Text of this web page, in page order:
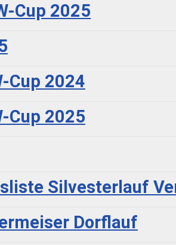
Cup 2025
Cup 2024
Cup 2025
Silvesterlauf
Dorflauf